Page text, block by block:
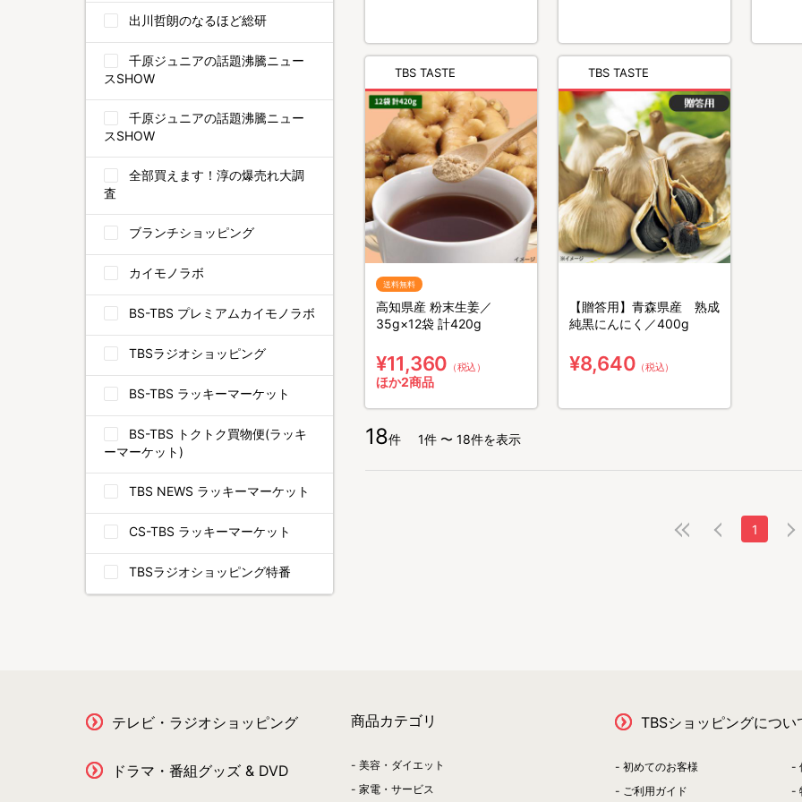
TBS TASTE
送料無料
高知県産 粉末生姜／
35g×12袋 計420g
¥11,360 （税込）
ほか2商品
TBS TASTE
【贈答用】青森県産 熟成
純黒にんにく／400g
¥8,640 （税込）
18件 1件 〜 18件を表示
1
出川哲朗のなるほど総研
千原ジュニアの話題沸騰ニュー
スSHOW
千原ジュニアの話題沸騰ニュー
スSHOW
全部買えます！淳の爆売れ大調
査
ブランチショッピング
カイモノラボ
BS-TBS プレミアムカイモノラボ
TBSラジオショッピング
BS-TBS ラッキーマーケット
BS-TBS トクトク買物便(ラッキ
ーマーケット)
TBS NEWS ラッキーマーケット
CS-TBS ラッキーマーケット
TBSラジオショッピング特番
テレビ・ラジオショッピング
ドラマ・番組グッズ & DVD
商品カテゴリ
美容・ダイエット
家電・サービス
TBSショッピングについ
初めてのお客様
ご利用ガイド